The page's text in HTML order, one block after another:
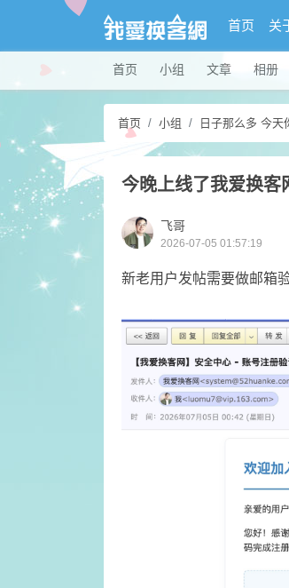
首页 关
首页 小组 文章 相册
首页 小组 日子那么多 今天
今晚上线了我爱换客
飞哥
2026-07-05 01:57:19
新老用户发帖需要做邮箱